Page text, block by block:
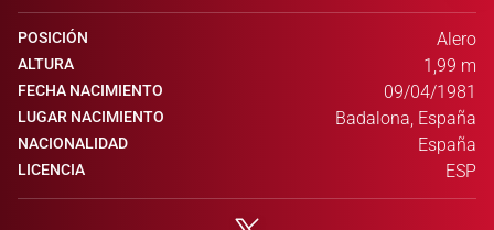
POSICIÓN Alero
ALTURA 1,99 m
FECHA NACIMIENTO 09/04/1981
LUGAR NACIMIENTO Badalona, España
NACIONALIDAD España
LICENCIA ESP